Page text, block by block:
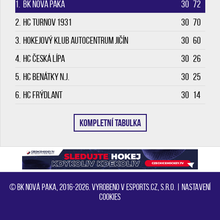
1. BK Nová Paka 30 72
2. HC Turnov 1931 30 70
3. Hokejový klub Autocentrum Jičín 30 60
4. HC Česká Lípa 30 26
5. HC Benátky n.J. 30 25
6. HC Frýdlant 30 14
KOMPLETNÍ TABULKA
© BK Nová Paka, 2016-2026. Vyrobeno v eSports.cz, s.r.o. | Nastavení
cookies